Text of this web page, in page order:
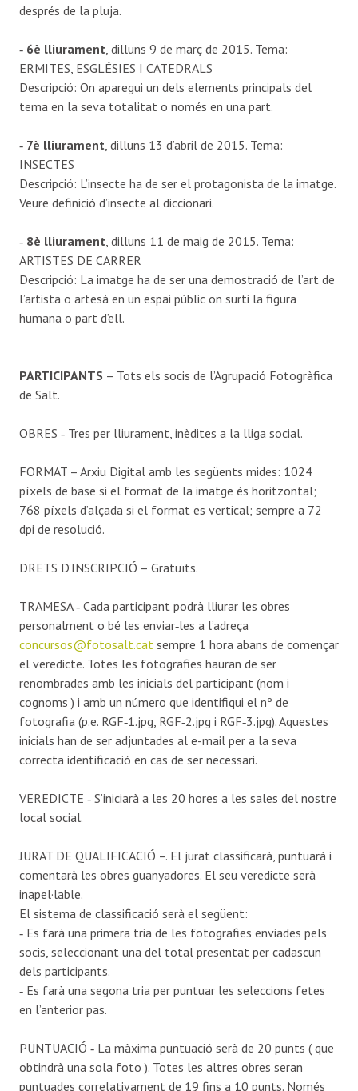
després de la pluja.
‐ 6è lliurament , dilluns 9 de març de 2015. Tema:
ERMITES, ESGLÉSIES I CATEDRALS
Descripció: On aparegui un dels elements principals del
tema en la seva totalitat o només en una part.
‐ 7è lliurament , dilluns 13 d’abril de 2015. Tema:
INSECTES
Descripció: L’insecte ha de ser el protagonista de la imatge.
Veure definició d’insecte al diccionari.
‐ 8è lliurament , dilluns 11 de maig de 2015. Tema:
ARTISTES DE CARRER
Descripció: La imatge ha de ser una demostració de l’art de
l’artista o artesà en un espai públic on surti la figura
humana o part d’ell.
PARTICIPANTS – Tots els socis de l’Agrupació Fotogràfica
de Salt.
OBRES ‐ Tres per lliurament, inèdites a la lliga social.
FORMAT – Arxiu Digital amb les següents mides: 1024
píxels de base si el format de la imatge és horitzontal;
768 píxels d’alçada si el format es vertical; sempre a 72
dpi de resolució.
DRETS D’INSCRIPCIÓ – Gratuïts.
TRAMESA ‐ Cada participant podrà lliurar les obres
personalment o bé les enviar‐les a l’adreça
concursos@fotosalt.cat sempre 1 hora abans de començar
el veredicte. Totes les fotografies hauran de ser
renombrades amb les inicials del participant (nom i
cognoms ) i amb un número que identifiqui el nº de
fotografia (p.e. RGF‐1.jpg, RGF‐2.jpg i RGF‐3.jpg). Aquestes
inicials han de ser adjuntades al e-mail per a la seva
correcta identificació en cas de ser necessari.
VEREDICTE ‐ S’iniciarà a les 20 hores a les sales del nostre
local social.
JURAT DE QUALIFICACIÓ –. El jurat classificarà, puntuarà i
comentarà les obres guanyadores. El seu veredicte serà
inapel·lable.
El sistema de classificació serà el següent:
‐ Es farà una primera tria de les fotografies enviades pels
socis, seleccionant una del total presentat per cadascun
dels participants.
‐ Es farà una segona tria per puntuar les seleccions fetes
en l’anterior pas.
PUNTUACIÓ ‐ La màxima puntuació serà de 20 punts ( que
obtindrà una sola foto ). Totes les altres obres seran
puntuades correlativament de 19 fins a 10 punts. Només